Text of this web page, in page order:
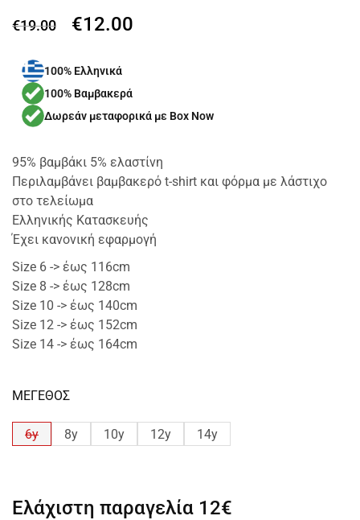
€19.00 €12.00
100% Ελληνικά
100% Βαμβακερά
Δωρεάν μεταφορικά με Box Now
95% βαμβάκι 5% ελαστίνη
Περιλαμβάνει βαμβακερό t-shirt και φόρμα με λάστιχο
στο τελείωμα
Ελληνικής Κατασκευής
Έχει κανονική εφαρμογή
Size 6 -> έως 116cm
Size 8 -> έως 128cm
Size 10 -> έως 140cm
Size 12 -> έως 152cm
Size 14 -> έως 164cm
ΜΕΓΕΘΟΣ
6y 8y 10y 12y 14y
Ελάχιστη παραγελία 12€